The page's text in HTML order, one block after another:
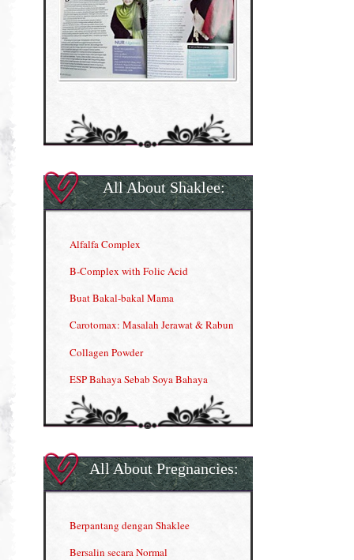
All About Shaklee:
Alfalfa Complex
B-Complex with Folic Acid
Buat Bakal-bakal Mama
Carotomax: Masalah Jerawat & Rabun
Collagen Powder
ESP Bahaya Sebab Soya Bahaya
ESP Produk Shaklee Paling HOT
Gla Complex (II)
Herbal Blend the Magic Cream
All About Pregnancies:
Berpantang dengan Shaklee
Bersalin secara Normal